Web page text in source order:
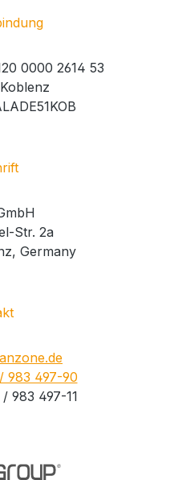
0000 2614 53
Str. 2a
Germany
983 497-90
983 497-11